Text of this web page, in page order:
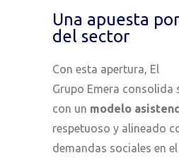
Una apuesta
del sector
Con esta apertura, El
Grupo Emera consolida
con un modelo
respetuoso y alineado
demandas sociales en